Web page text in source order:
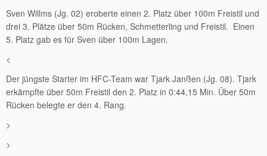
Sven Willms (Jg. 02) eroberte einen 2. Platz über 100m Freistil und
drei 3. Plätze über 50m Rücken, Schmetterling und Freistil. Einen
5. Platz gab es für Sven über 100m Lagen.
<
Der jüngste Starter im HFC-Team war Tjark Janßen (Jg. 08). Tjark
erkämpfte über 50m Freistil den 2. Platz in 0:44,15 Min. Über 50m
Rücken belegte er den 4. Rang.
>
>